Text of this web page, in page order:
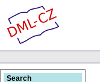
Search